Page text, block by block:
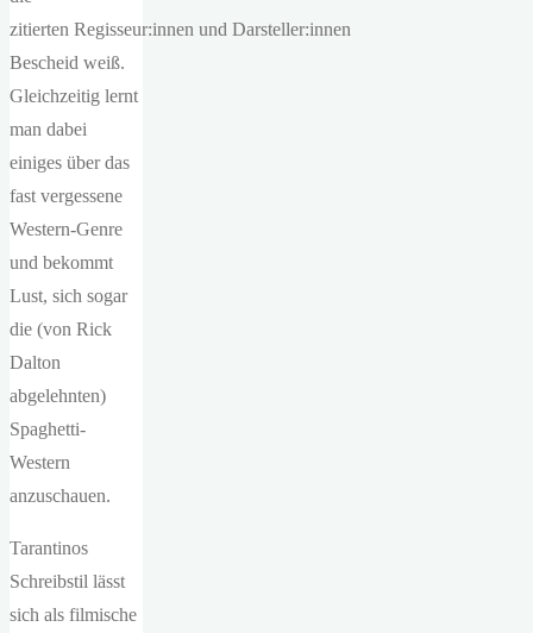
zitierten Regisseur:innen und Darsteller:innen
Bescheid weiß.
Gleichzeitig lernt
man dabei
einiges über das
fast vergessene
Western-Genre
und bekommt
Lust, sich sogar
die (von Rick
Dalton
abgelehnten)
Spaghetti-
Western
anzuschauen.
Tarantinos
Schreibstil lässt
sich als filmische